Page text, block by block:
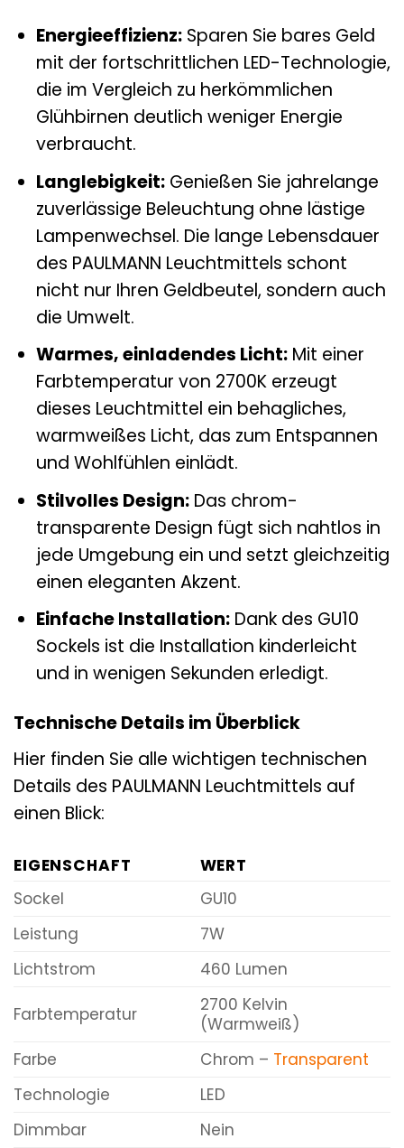
Energieeffizienz:Sparen Sie bares Geld
mit der fortschrittlichen LED-Technologie,
die im Vergleich zu herkömmlichen
Glühbirnen deutlich weniger Energie
verbraucht.
Langlebigkeit:Genießen Sie jahrelange
zuverlässige Beleuchtung ohne lästige
Lampenwechsel. Die lange Lebensdauer
des PAULMANN Leuchtmittels schont
nicht nur Ihren Geldbeutel, sondern auch
die Umwelt.
Warmes, einladendes Licht:Mit einer
Farbtemperatur von 2700K erzeugt
dieses Leuchtmittel ein behagliches,
warmweißes Licht, das zum Entspannen
und Wohlfühlen einlädt.
Stilvolles Design:Das chrom-
transparente Design fügt sich nahtlos in
jede Umgebung ein und setzt gleichzeitig
einen eleganten Akzent.
Einfache Installation:Dank des GU10
Sockels ist die Installation kinderleicht
und in wenigen Sekunden erledigt.
Technische Details im Überblick
Hier finden Sie alle wichtigen technischen
Details des PAULMANN Leuchtmittels auf
einen Blick:
EIGENSCHAFT
WERT
Sockel
GU10
Leistung
7W
Lichtstrom
460 Lumen
Farbtemperatur
2700 Kelvin
(Warmweiß)
Farbe
Chrom – Transparent
Technologie
LED
Dimmbar
Nein